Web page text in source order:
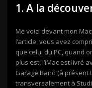
1. A la
Me voici devant mon
l’article, vous avez
que celui du PC, quand
plus est, l’iMac est livré
Garage Band (à présent
transversalement à